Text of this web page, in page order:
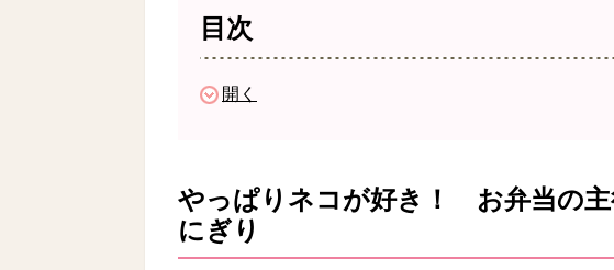
目次
開く
やっぱりネコが好き！ お弁当の
にぎり